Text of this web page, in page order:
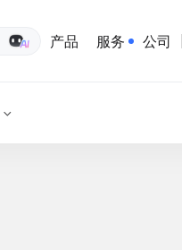
生意专家
产品 服务 公司